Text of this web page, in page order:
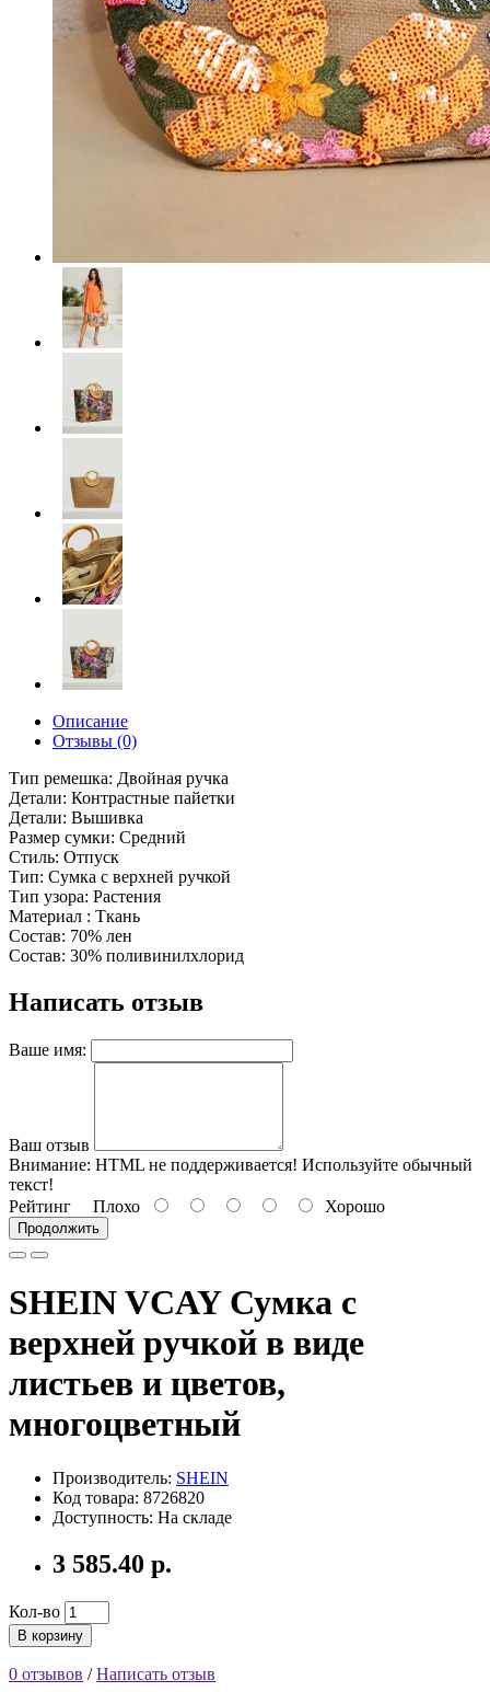
Описание
Отзывы (0)
Тип ремешка: Двойная ручка
Детали: Контрастные пайетки
Детали: Вышивка
Размер сумки: Средний
Стиль: Отпуск
Тип: Сумка с верхней ручкой
Тип узора: Растения
Материал : Ткань
Состав: 70% лен
Состав: 30% поливинилхлорид
Написать отзыв
Ваше имя:
Ваш отзыв
Внимание: HTML не поддерживается! Используйте обычный
текст!
Рейтинг Плохо Хорошо
Продолжить
SHEIN VCAY Сумка с
верхней ручкой в ​​виде
листьев и цветов,
многоцветный
Производитель: SHEIN
Код товара: 8726820
Доступность: На складе
3 585.40 р.
Кол-во
В корзину
0 отзывов /Написать отзыв